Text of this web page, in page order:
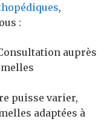
,
:
auprès
puisse varier,
adaptées à